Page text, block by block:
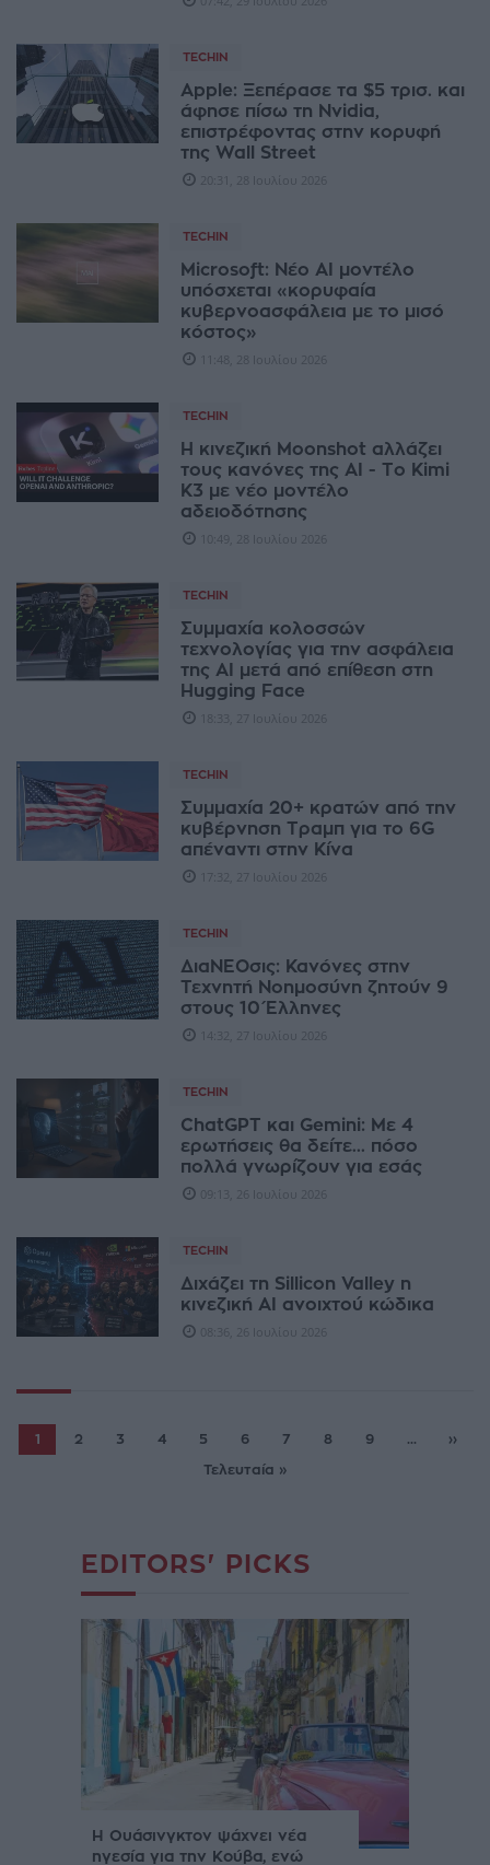
TECHIN
Apple: Ξεπέρασε τα $5 τρισ. και
άφησε πίσω τη Nvidia,
επιστρέφοντας στην κορυφή
της Wall Street
20:31, 28 Ιουλίου 2026
TECHIN
Microsoft: Νέο AI μοντέλο
υπόσχεται «κορυφαία
κυβερνοασφάλεια με το μισό
κόστος»
11:48, 28 Ιουλίου 2026
TECHIN
Η κινεζική Moonshot αλλάζει
τους κανόνες της AI - Το Kimi
K3 με νέο μοντέλο
αδειοδότησης
10:49, 28 Ιουλίου 2026
TECHIN
Συμμαχία κολοσσών
τεχνολογίας για την ασφάλεια
της AI μετά από επίθεση στη
Hugging Face
18:33, 27 Ιουλίου 2026
TECHIN
Συμμαχία 20+ κρατών από την
κυβέρνηση Τραμπ για το 6G
απέναντι στην Κίνα
17:32, 27 Ιουλίου 2026
TECHIN
ΔιαΝΕΟσις: Κανόνες στην
Τεχνητή Νοημοσύνη ζητούν 9
στους 10 Έλληνες
14:32, 27 Ιουλίου 2026
TECHIN
ChatGPT και Gemini: Με 4
ερωτήσεις θα δείτε... πόσο
πολλά γνωρίζουν για εσάς
09:13, 26 Ιουλίου 2026
TECHIN
Διχάζει τη Sillicon Valley η
κινεζική AI ανοιχτού κώδικα
08:36, 26 Ιουλίου 2026
1 2 3 4 5 6 7 8 9 ... ››
Τελευταία »
EDITORS' PICKS
Η Ουάσινγκτον ψάχνει νέα
ηγεσία για την Κούβα, ενώ